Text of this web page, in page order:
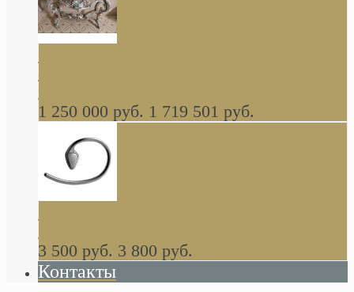
стиле барокко, из массива дерева, светло
коричневый матовый окрас + серебро
1 250 000 руб. 1 719 501 руб.
Khala Colombo аксессуары (серия) В
НАЛИЧИИ
3 500 руб. 3 800 руб.
Контакты